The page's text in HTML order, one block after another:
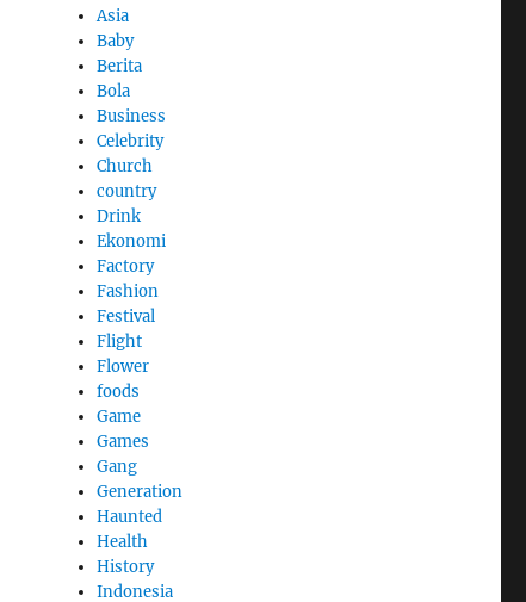
Asia
Baby
Berita
Bola
Business
Celebrity
Church
country
Drink
Ekonomi
Factory
Fashion
Festival
Flight
Flower
foods
Game
Games
Gang
Generation
Haunted
Health
History
Indonesia